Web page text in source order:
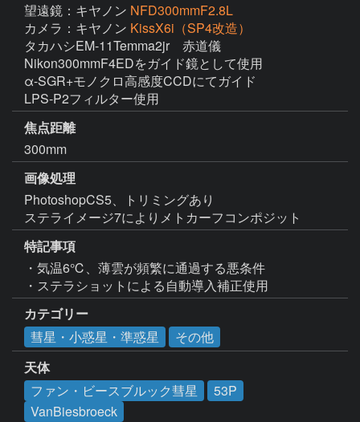
望遠鏡：キヤノン NFD300mmF2.8L
カメラ：キヤノン KissX6i（SP4改造）
タカハシEM-11Temma2jr　赤道儀
Nikon300mmF4EDをガイド鏡として使用
α-SGR+モノクロ高感度CCDにてガイド
LPS-P2フィルター使用
焦点距離
300mm
画像処理
PhotoshopCS5、トリミングあり
ステライメージ7によりメトカーフコンポジット
特記事項
・気温6℃、薄雲が頻繁に通過する悪条件
・ステラショットによる自動導入補正使用
カテゴリー
彗星・小惑星・準惑星
その他
天体
ファン・ビースブルック彗星
53P
VanBiesbroeck